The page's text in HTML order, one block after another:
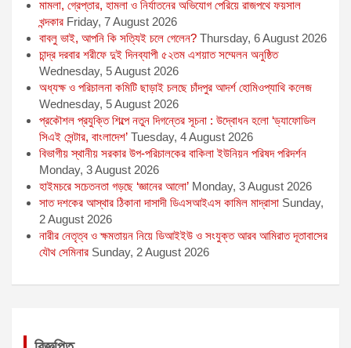
মামলা, গ্রেপ্তার, হামলা ও নির্যাতনের অভিযোগ পেরিয়ে রাজপথে ফয়সাল
খন্দকার Friday, 7 August 2026
বাবলু ভাই, আপনি কি সত্যিই চলে গেলেন? Thursday, 6 August 2026
চান্দ্র দরবার শরীফে দুই দিনব্যাপী ৫২তম এশয়াত সম্মেলন অনুষ্ঠিত
Wednesday, 5 August 2026
অধ্যক্ষ ও পরিচালনা কমিটি ছাড়াই চলছে চাঁদপুর আদর্শ হোমিওপ্যাথি কলেজ
Wednesday, 5 August 2026
প্রকৌশল প্রযুক্তি শিল্পে নতুন দিগন্তের সূচনা : উদ্বোধন হলো ‘ড্যাফোডিল
সিএই সেন্টার, বাংলাদেশ’ Tuesday, 4 August 2026
বিভাগীয় স্থানীয় সরকার উপ-পরিচালকের বাকিলা ইউনিয়ন পরিষদ পরিদর্শন
Monday, 3 August 2026
হাইমচরে সচেতনতা গড়ছে ‘জ্ঞানের আলো’ Monday, 3 August 2026
সাত দশকের আস্থার ঠিকানা দাসাদী ডিএসআইএস কামিল মাদ্রাসা Sunday,
2 August 2026
নারীর নেতৃত্ব ও ক্ষমতায়ন নিয়ে ডিআইইউ ও সংযুক্ত আরব আমিরাত দূতাবাসের
যৌথ সেমিনার Sunday, 2 August 2026